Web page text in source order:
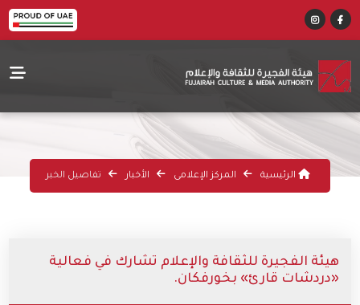
الرئيسية المركز الإعلامى الأخبار تفاصيل الخبر
هيئة الفجيرة للثقافة والإعلام تشارك في فعالية
«دردشات قارئ» بخورفكان.